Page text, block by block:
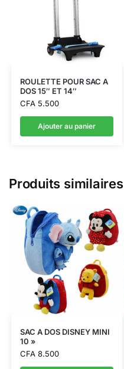
ROULETTE POUR SAC A
DOS 15″ ET 14″
CFA5.500
Ajouter au panier
Produits similaires
SAC A DOS DISNEY MINI
10 »
CFA8.500